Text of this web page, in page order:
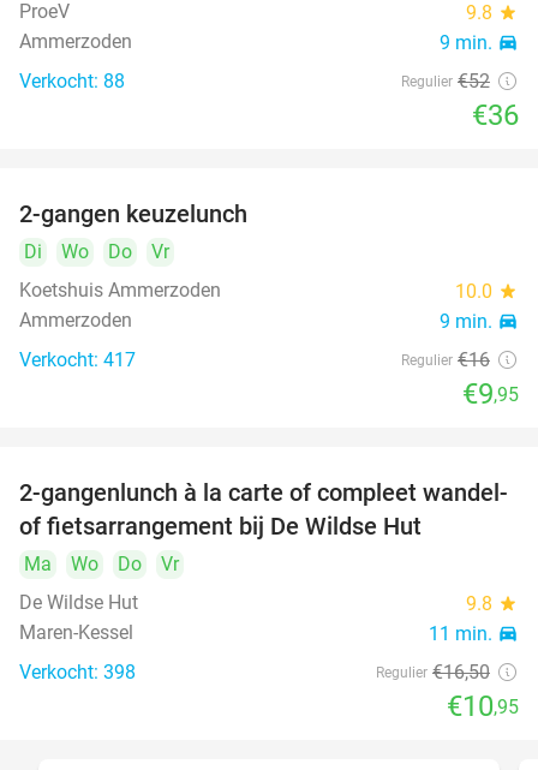
ProeV 9.8 star
Ammerzoden 9 min. directions_car
Verkocht: 88 Regulier €52
€36
2-gangen keuzelunch
Di Wo Do
Vr
Koetshuis Ammerzoden
10.0 star
Ammerzoden 9 min. directions_car
Verkocht: 417 Regulier €16
€9,95
34%
2-gangenlunch à la carte of compleet wandel-
of fietsarrangement bij De Wildse Hut
Ma Wo Do
Vr
De Wildse Hut
9.8 star
Maren-Kessel 11 min. directions_car
Verkocht: 398 Regulier €16,50
€10,95